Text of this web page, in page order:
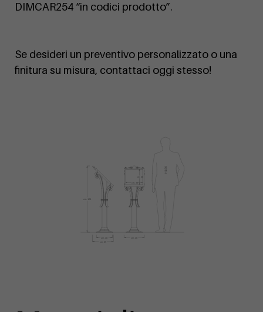
DIMCAR254 “in codici prodotto”.
Se desideri un preventivo personalizzato o una
finitura su misura, contattaci oggi stesso!